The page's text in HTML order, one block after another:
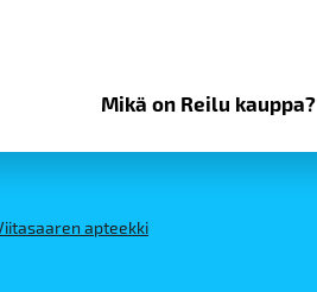
Mikä on Reilu kauppa?
apteekki